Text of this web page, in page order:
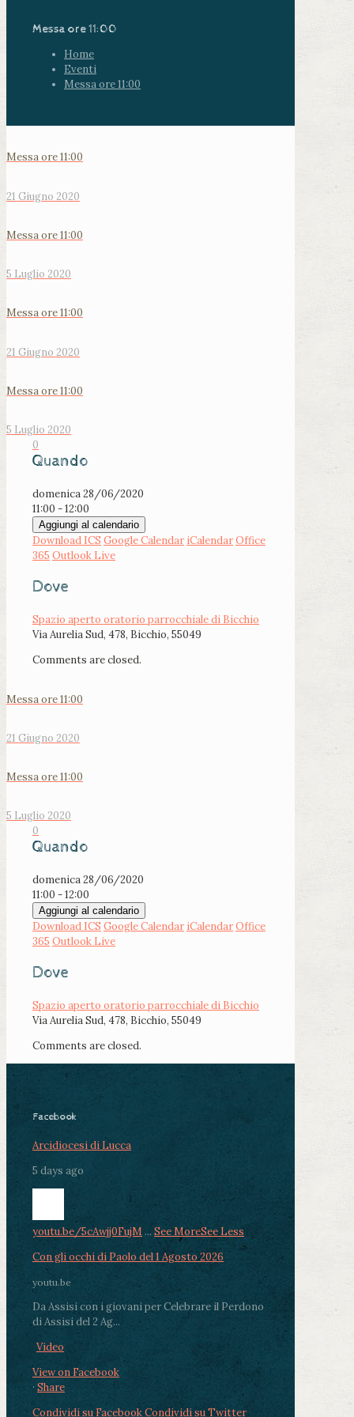
Messa ore 11:00
Home
Eventi
Messa ore 11:00
Messa ore 11:00
21 Giugno 2020
Messa ore 11:00
5 Luglio 2020
Messa ore 11:00
21 Giugno 2020
Messa ore 11:00
5 Luglio 2020
0
Quando
domenica 28/06/2020
11:00 - 12:00
Aggiungi al calendario
Download ICS Google Calendar iCalendarOffice
365 Outlook Live
Dove
Spazio aperto oratorio parrocchiale di Bicchio
Via Aurelia Sud, 478, Bicchio, 55049
Comments are closed.
Messa ore 11:00
21 Giugno 2020
Messa ore 11:00
5 Luglio 2020
0
Quando
domenica 28/06/2020
11:00 - 12:00
Aggiungi al calendario
Download ICS Google Calendar iCalendarOffice
365 Outlook Live
Dove
Spazio aperto oratorio parrocchiale di Bicchio
Via Aurelia Sud, 478, Bicchio, 55049
Comments are closed.
Facebook
Arcidiocesi di Lucca
5 days ago
youtu.be/5cAwjj0FujM ... See MoreSee Less
Con gli occhi di Paolo del 1 Agosto 2026
youtu.be
Da Assisi con i giovani per Celebrare il Perdono
di Assisi del 2 Ag...
Video
View on Facebook
· Share
Condividi su FacebookCondividi su Twitter